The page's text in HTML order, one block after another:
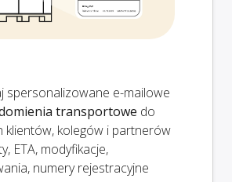
spersonalizowane e-mailowe
transportowe do
klientów, kolegów i partnerów
ETA, modyfikacje,
numery rejestracyjne